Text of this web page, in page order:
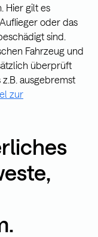
Hier gilt es
oder das
sind.
Fahrzeug und
überprüft
ausgebremst
zur